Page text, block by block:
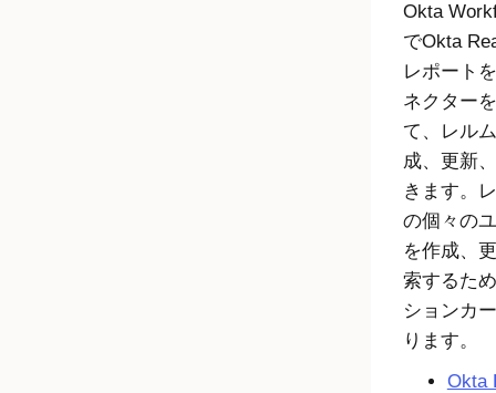
Okta
でOkta
レポート
ネクター
て、レル
成、更新
きます。
の個々の
を作成、
索するた
ションカ
ります。
Okta